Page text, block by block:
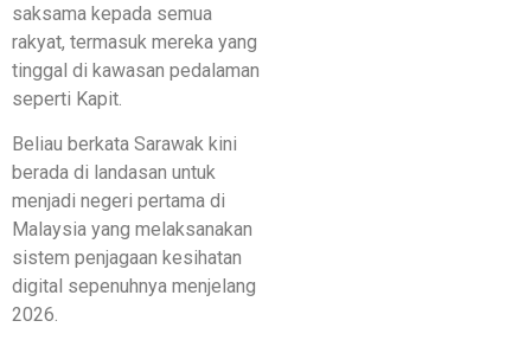
saksama kepada semua
rakyat, termasuk mereka yang
tinggal di kawasan pedalaman
seperti Kapit.
Beliau berkata Sarawak kini
berada di landasan untuk
menjadi negeri pertama di
Malaysia yang melaksanakan
sistem penjagaan kesihatan
digital sepenuhnya menjelang
2026.